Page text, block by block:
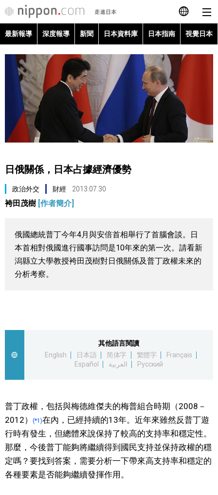
日本語
English
简体字
Français
最新報導
深度報導
日本資料庫
日本指南
視覺日本
臺灣香港
財經
文化
最新報導 深度報導 新聞 日本資料庫 日本指南 視覺日本
日俄關係，日本占據經濟優勢
政治外交 財經 2013.07.30
袴田茂樹 [作者簡介]
俄國總統普丁今年4月與安倍首相舉行了首腦會談。日
本首相對俄國進行國事訪問是10年來的第一次。請看新
潟縣立大學教授袴田茂樹對日俄關係及普丁政權未來的
分析考察。
其他語言閱讀
English
日本語 简体字 繁體字
Français
Español
العربية Русский
普丁政權，包括與梅德維傑夫的梅普組合時期（2008－
2012）
(*1)在內，已經持續的13年。近年來雖然反普丁遊
行時有發生，但總體來說保持了較高的支持率和穩定性。
那麼，今後普丁能夠將繼續得到國民支持並保持政權的穩
定嗎？要找到答案，需要分析一下帶來高支持率和穩定的
各種要素是否能夠繼續發揮作用。